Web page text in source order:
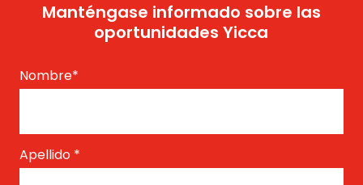
Manténgase informado sobre las
oportunidades Yicca
Nombre*
Apellido *